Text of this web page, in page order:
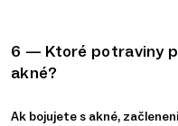
6 — Ktoré potraviny
akné?
Ak bojujete s akné,